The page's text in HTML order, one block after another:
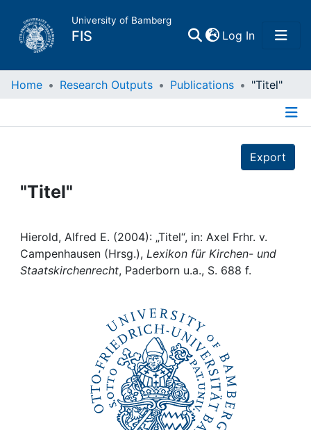
University of Bamberg
FIS Log In(current)
Home
Publications
Projects
People
Institutions
Home Research Outputs Publications "Titel"
Export
"Titel"
Hierold, Alfred E. (2004): „Titel“, in: Axel Frhr. v.
Campenhausen (Hrsg.), Lexikon für Kirchen- und
Staatskirchenrecht, Paderborn u.a., S. 688 f.